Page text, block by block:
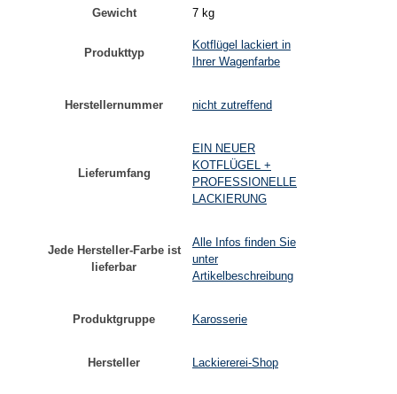
Gewicht 7 kg
Produkttyp
Kotflügel lackiert in
Ihrer Wagenfarbe
Herstellernummer nicht zutreffend
Lieferumfang
EIN NEUER
KOTFLÜGEL +
PROFESSIONELLE
LACKIERUNG
Jede Hersteller-Farbe ist
lieferbar
Alle Infos finden Sie
unter
Artikelbeschreibung
Produktgruppe Karosserie
Hersteller Lackiererei-Shop